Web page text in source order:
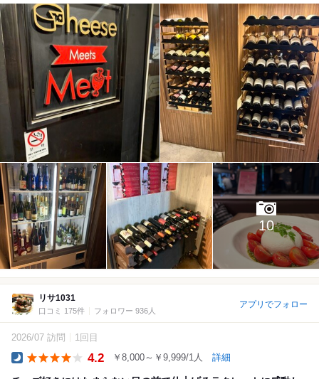
10
リサ1031
口コミ 175件 フォロワー 936人
アプリでフォロー
2026/07 訪問 1回目
4.2 ￥8,000～￥9,999/1人 詳細